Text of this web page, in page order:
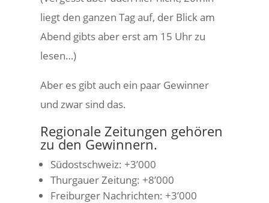
liegt den ganzen Tag auf, der Blick am
Abend gibts aber erst am 15 Uhr zu
lesen…)
Aber es gibt auch ein paar Gewinner
und zwar sind das.
Regionale Zeitungen gehören
zu den Gewinnern.
Südostschweiz: +3’000
Thurgauer Zeitung: +8’000
Freiburger Nachrichten: +3’000